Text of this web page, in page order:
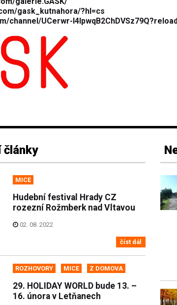
gask_kutnahora/?hl=cs
channel/UCerwr-
články
MICE
Hudební festival Hrady CZ
rozezní Rožmberk nad Vltavou
02. 08. 2022
číst dál
ROZHOVORY MICE Z DOMOVA
29. HOLIDAY WORLD bude 13. –
16. února v Letňanech